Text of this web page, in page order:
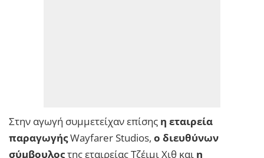
Στην αγωγή συμμετείχαν επίσης η εταιρεία
παραγωγήςWayfarer Studios, ο διευθύνων
σύμβουλοςτης εταιρείας Τζέιμι Χιθ και η